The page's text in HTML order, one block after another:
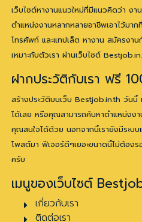
เว็บไซต์หางานแนวใหม่ที่มีแนวคิดว่า ง
ตำแหน่งงานหลากหลายอาชีพเอาไว้มา
โทรศัพท์ และแทปเล็ต หางาน สมัครงา
เหมาะกับตัวเรา ผ่านเว็บไซต์
ฝากประวัติกับเรา ฟรี
สร้างประวัติบนเว็บ Bestjob.in.th วัน
ได้เลย หรือคุณสามารถค้นหาตำแหน่งง
คุณสนใจได้ด้วย นอกจากนี้เรายังมีระบ
โพสต์มา ฟีเจอร์ดีๆเยอะขนาดนี้ไม่ต้อง
ครับ
เมนูของเว็บไซต์
เกี่ยวกับเรา
ติดต่อเรา